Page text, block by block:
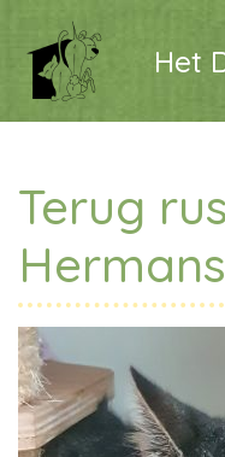
Het
Terug